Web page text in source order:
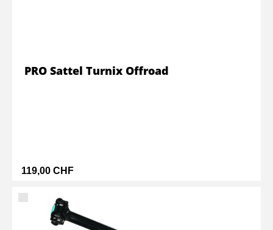
119,00 CHF
PRO Sattel Turnix Offroad